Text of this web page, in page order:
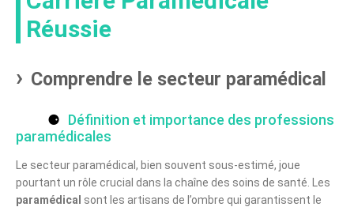
Réussie
Comprendre le secteur paramédical
Définition et importance des professions
paramédicales
Le secteur paramédical, bien souvent sous-estimé, joue
pourtant un rôle crucial dans la chaîne des soins de santé. Les
paramédical sont les artisans de l’ombre qui garantissent le